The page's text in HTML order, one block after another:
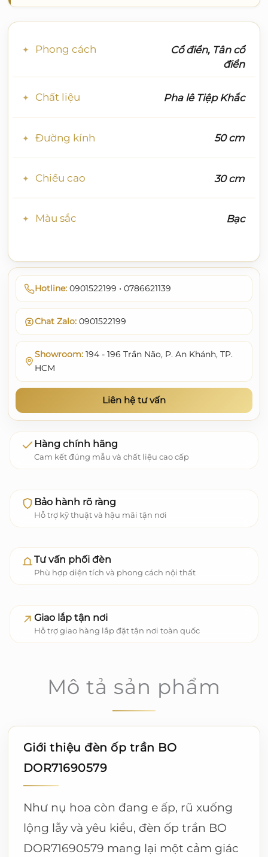
Phong cách
Cổ điển, Tân cổ
điển
Chất liệu Pha lê Tiệp Khắc
Đường kính 50 cm
Chiều cao 30 cm
Màu sắc Bạc
Hotline: 0901522199 • 0786621139
Chat Zalo: 0901522199
Showroom: 194 - 196 Trần Não, P. An Khánh, TP.
HCM
Liên hệ tư vấn
Hàng chính hãng
Cam kết đúng mẫu và chất liệu cao cấp
Bảo hành rõ ràng
Hỗ trợ kỹ thuật và hậu mãi tận nơi
Tư vấn phối đèn
Phù hợp diện tích và phong cách nội thất
Giao lắp tận nơi
Hỗ trợ giao hàng lắp đặt tận nơi toàn quốc
Mô tả sản phẩm
Giới thiệu đèn ốp trần BO
DOR71690579
Như nụ hoa còn đang e ấp, rũ xuống
lộng lẫy và yêu kiều, đèn ốp trần BO
DOR71690579 mang lại một cảm giác